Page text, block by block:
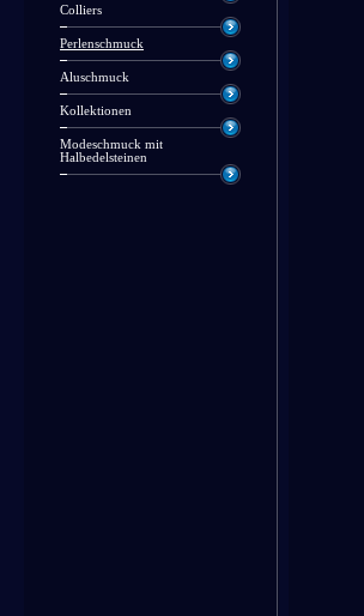
Colliers
Perlenschmuck
Aluschmuck
Kollektionen
Modeschmuck mit
Halbedelsteinen